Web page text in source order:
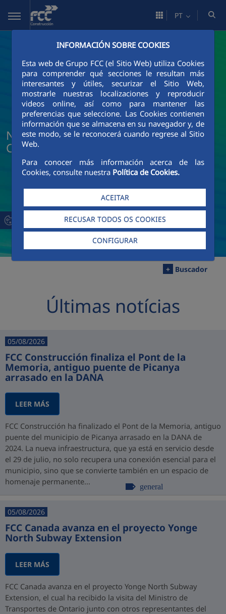
Pular para o Conteúdo principal
INFORMACIÓN SOBRE COOKIES
Esta web de Grupo FCC (el Sitio Web) utiliza Cookies
para comprender qué secciones le resultan más
interesantes y útiles, securizar el Sitio Web,
mostrarle nuestras localizaciones y reproducir
videos online, así como para mantener las
preferencias que seleccione. Las Cookies contienen
información que se almacena en su navegador y, de
este modo, se le reconocerá cuando regrese al Sitio
Web.
Para conocer más información acerca de las
Cookies, consulte nuestra Política de Cookies.
ACEITAR
RECUSAR TODOS OS COOKIES
CONFIGURAR
PT
Notícias e atualidade da FCC
Construcción
+ Buscador
Últimas notícias
05/08/2026
FCC Construcción finaliza el Pont de la
Memoria, antiguo puente de Picanya
arrasado en la DANA
LEER MÁS
FCC Construcción ha finalizado el Pont de la Memoria, antiguo
puente del municipio de Picanya arrasado en la DANA de
2024. La nueva infraestructura, que ya está en servicio desde
el 29 de julio, no solo recupera una conexión esencial para el
municipio, sino que se convierte también en un espacio de
homenaje permanente...
general
05/08/2026
FCC Canada avanza en el proyecto Yonge
North Subway Extension
LEER MÁS
FCC Canada avanza en el proyecto Yonge North Subway
Extension, el cual ha recibido la visita del Ministro de
Transportes de Ontario junto con otros representantes del